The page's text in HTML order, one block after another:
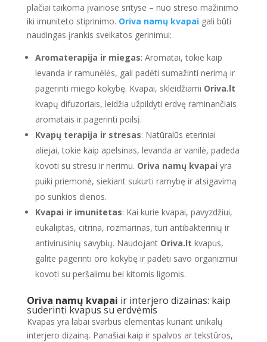
plačiai taikoma įvairiose srityse – nuo streso mažinimo
iki imuniteto stiprinimo. Oriva namų kvapaigali būti
naudingas įrankis sveikatos gerinimui:
Aromaterapija ir miegas: Aromatai, tokie kaip
levanda ir ramunėlės, gali padėti sumažinti nerimą ir
pagerinti miego kokybę. Kvapai, skleidžiami Oriva.lt
kvapų difuzoriais, leidžia užpildyti erdvę raminančiais
aromatais ir pagerinti poilsį.
Kvapų terapija ir stresas: Natūralūs eteriniai
aliejai, tokie kaip apelsinas, levanda ar vanilė, padeda
kovoti su stresu ir nerimu. Oriva namų kvapai yra
puiki priemonė, siekiant sukurti ramybę ir atsigavimą
po sunkios dienos.
Kvapai ir imunitetas: Kai kurie kvapai, pavyzdžiui,
eukaliptas, citrina, rozmarinas, turi antibakterinių ir
antivirusinių savybių. Naudojant Oriva.lt kvapus,
galite pagerinti oro kokybę ir padėti savo organizmui
kovoti su peršalimu bei kitomis ligomis.
Oriva namų kvapai ir interjero dizainas: kaip
suderinti kvapus su erdvėmis
Kvapas yra labai svarbus elementas kuriant unikalų
interjero dizainą. Panašiai kaip ir spalvos ar tekstūros,